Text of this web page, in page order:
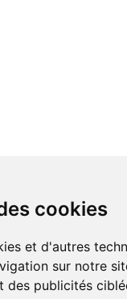
cookies
et d'autres
sur notre
des publicités